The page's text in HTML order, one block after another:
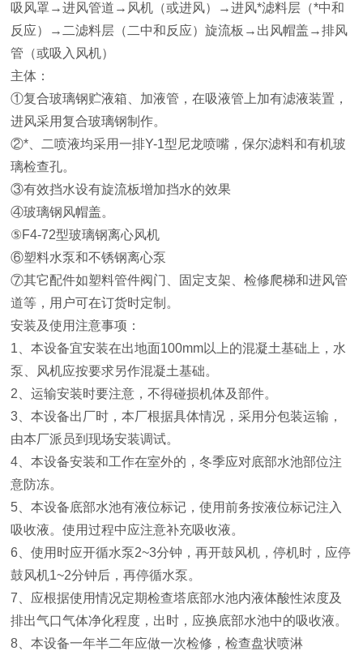
吸风罩→进风管道→风机（或进风）→进风*滤料层（*中和
反应）→二滤料层（二中和反应）旋流板→出风帽盖→排风
管（或吸入风机）
主体：
①复合玻璃钢贮液箱、加液管，在吸液管上加有滤液装置，
进风采用复合玻璃钢制作。
②*、二喷液均采用一排Y-1型尼龙喷嘴，保尔滤料和有机玻
璃检查孔。
③有效挡水设有旋流板增加挡水的效果
④玻璃钢风帽盖。
⑤F4-72型玻璃钢离心风机
⑥塑料水泵和不锈钢离心泵
⑦其它配件如塑料管件阀门、固定支架、检修爬梯和进风管
道等，用户可在订货时定制。
安装及使用注意事项：
1、本设备宜安装在出地面100mm以上的混凝土基础上，水
泵、风机应按要求另作混凝土基础。
2、运输安装时要注意，不得碰损机体及部件。
3、本设备出厂时，本厂根据具体情况，采用分包装运输，
由本厂派员到现场安装调试。
4、本设备安装和工作在室外的，冬季应对底部水池部位注
意防冻。
5、本设备底部水池有液位标记，使用前务按液位标记注入
吸收液。使用过程中应注意补充吸收液。
6、使用时应开循水泵2~3分钟，再开鼓风机，停机时，应停
鼓风机1~2分钟后，再停循水泵。
7、应根据使用情况定期检查塔底部水池内液体酸性浓度及
排出气口气体净化程度，出时，应换底部水池中的吸收液。
8、本设备一年半二年应做一次检修，检查盘状喷淋